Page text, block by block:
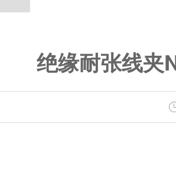
绝缘耐张线夹